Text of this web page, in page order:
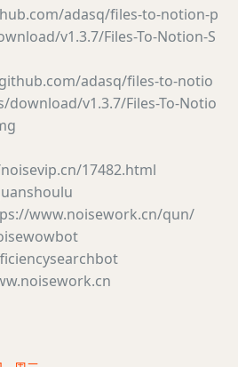
adasq/files-to-notion-p
v1.3.7/Files-To-Notion-S
adasq/files-to-notio
download/v1.3.7/Files-To-Notio
17482.html
www.noisework.cn/qun/